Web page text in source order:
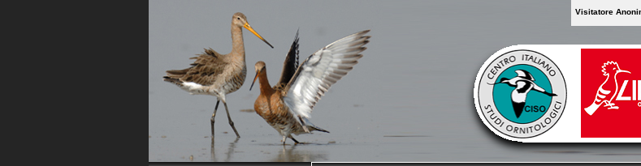
Visitatore